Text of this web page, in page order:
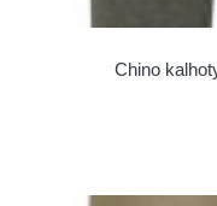
Chino